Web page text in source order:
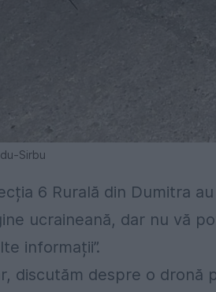
Sirbu
6 Rurală din Dumitra
ucraineană, dar nu vă
informații”.
discutăm despre o